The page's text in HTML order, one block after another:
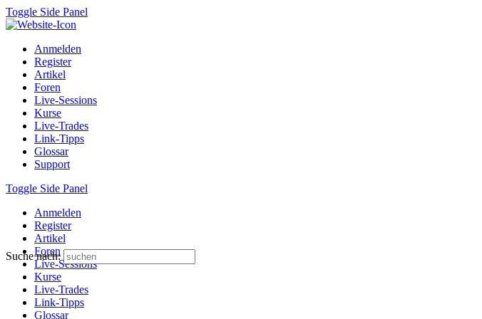
Toggle Side Panel
Anmelden
Register
Artikel
Foren
Live-Sessions
Kurse
Live-Trades
Link-Tipps
Glossar
Support
Toggle Side Panel
Anmelden
Register
Artikel
Foren
Live-Sessions
Kurse
Live-Trades
Link-Tipps
Glossar
Suche nach: